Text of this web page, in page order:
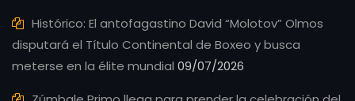
Histórico: El antofagastino David “Molotov” Olmos
disputará el Título Continental de Boxeo y busca
meterse en la élite mundial 09/07/2026